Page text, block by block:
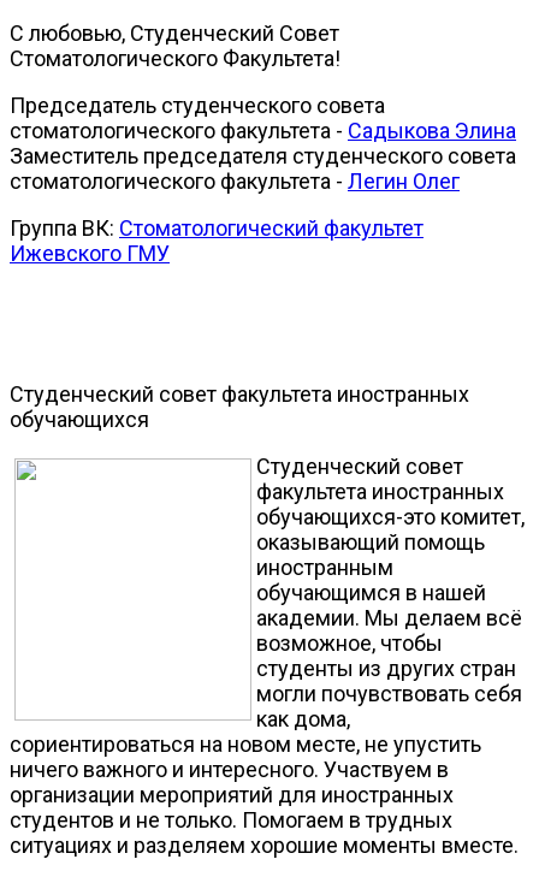
С любовью, Студенческий Совет
Стоматологического Факультета!
Председатель студенческого совета
стоматологического факультета - Садыкова Элина
Заместитель председателя студенческого совета
стоматологического факультета - Легин Олег
Группа ВК: Стоматологический факультет
Ижевского ГМУ
Студенческий совет факультета иностранных
обучающихся
Студенческий совет
факультета иностранных
обучающихся-это комитет,
оказывающий помощь
иностранным
обучающимся в нашей
академии. Мы делаем всё
возможное, чтобы
студенты из других стран
могли почувствовать себя
как дома,
сориентироваться на новом месте, не упустить
ничего важного и интересного. Участвуем в
организации мероприятий для иностранных
студентов и не только. Помогаем в трудных
ситуациях и разделяем хорошие моменты вместе.